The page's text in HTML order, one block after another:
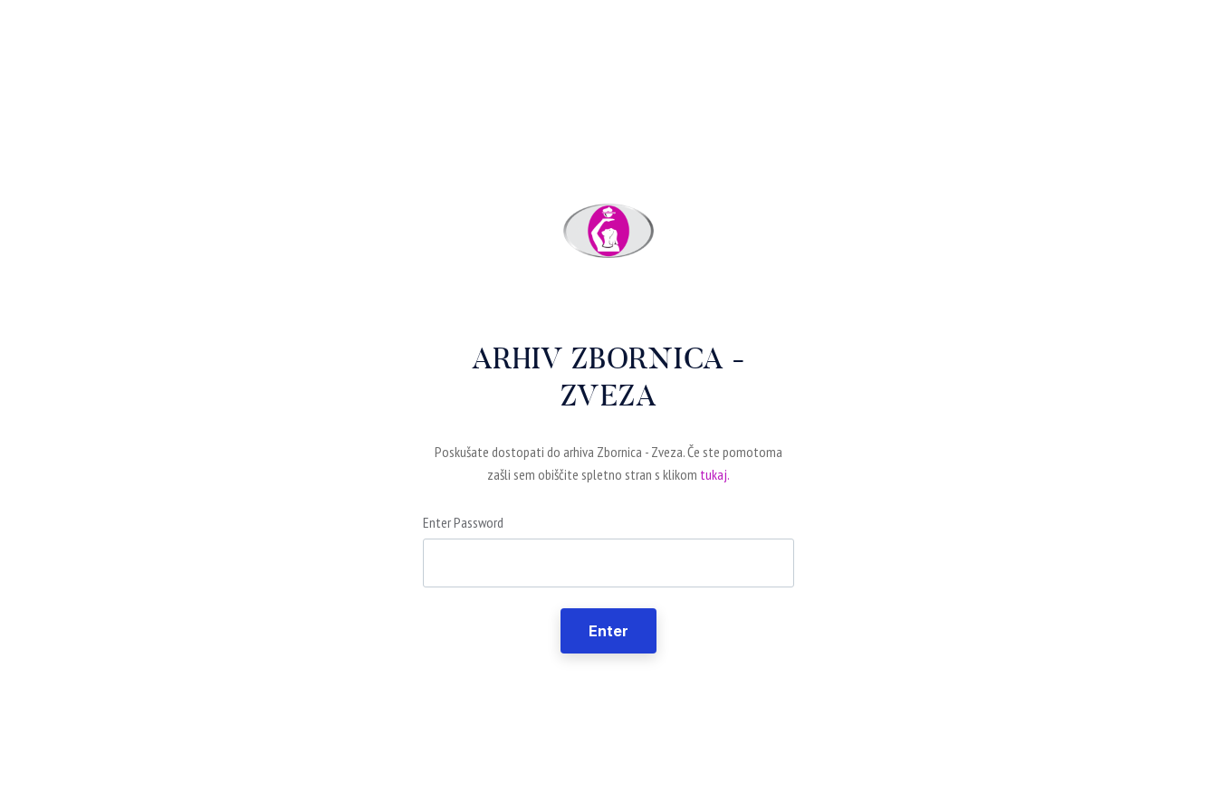
ARHIV ZBORNICA -
ZVEZA
Poskušate dostopati do arhiva Zbornica - Zveza. Če ste pomotoma
zašli sem obiščite spletno stran s klikom tukaj.
Enter Password
Enter